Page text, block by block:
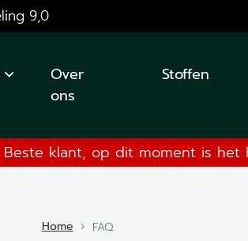
9,0
Over
ons
Stoffen
Beste klant, op dit moment is het
Home FAQ